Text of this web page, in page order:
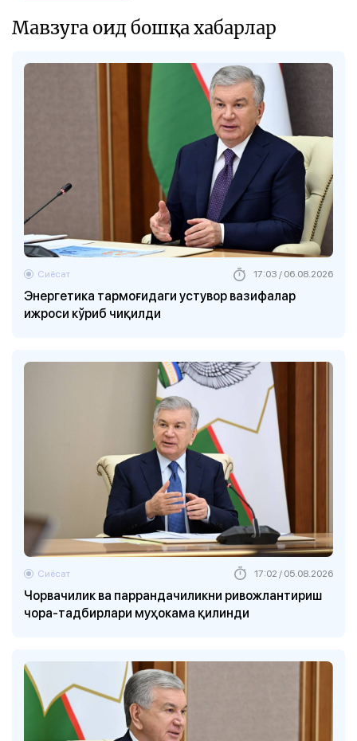
Мавзуга оид бошқа хабарлар
Энергетика тармоғидаги устувор вазифалар
ижроси кўриб чиқилди
Сиёсат 17:03 / 06.08.2026
Чорвачилик ва паррандачиликни ривожлантириш
чора-тадбирлари муҳокама қилинди
Сиёсат 17:02 / 05.08.2026